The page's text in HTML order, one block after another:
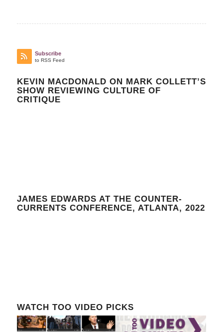
Subscribe
to RSS Feed
KEVIN MACDONALD ON MARK COLLETT’S
SHOW REVIEWING CULTURE OF
CRITIQUE
JAMES EDWARDS AT THE COUNTER-
CURRENTS CONFERENCE, ATLANTA, 2022
WATCH TOO VIDEO PICKS